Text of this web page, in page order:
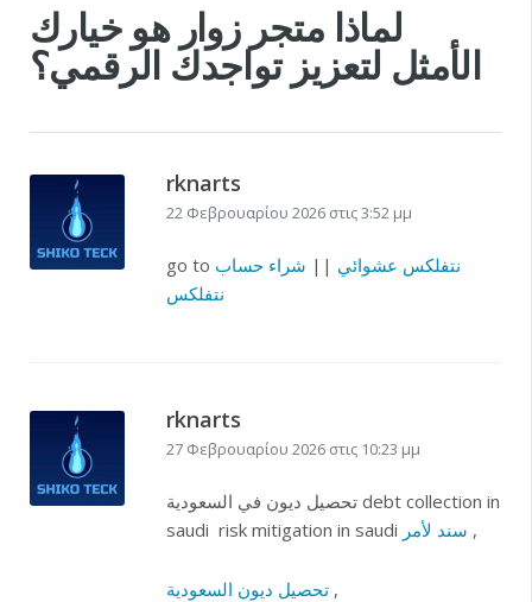
لماذا متجر زوار هو خيارك
الأمثل لتعزيز تواجدك الرقمي؟
rknarts
22 Φεβρουαρίου 2026 στις 3:52 μμ
go to نتفلكس عشوائي || شراء حساب
نتفلكس
rknarts
27 Φεβρουαρίου 2026 στις 10:23 μμ
تحصيل ديون في السعودية debt collection in
saudi risk mitigation in saudi سند لأمر ,
تحصيل ديون السعودية ,